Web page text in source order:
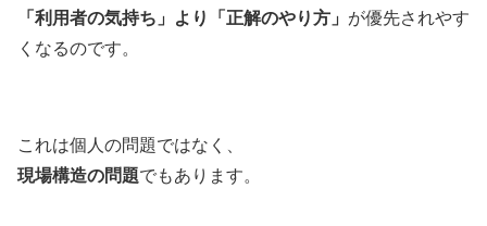
「利用者の気持ち」より「正解のやり方」 が優先されやす
くなるのです。
これは個人の問題ではなく、
現場構造の問題でもあります。